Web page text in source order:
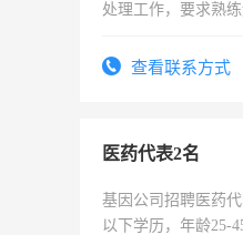
处理工作，要求熟
查看联系方式
医药代表2名
基因公司招聘医药
以下学历，年龄25-